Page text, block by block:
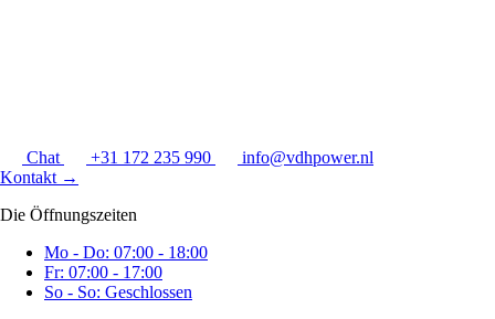
Chat +31 172 235 990
info@vdhpower.nl
Kontakt →
Die Öffnungszeiten
Mo - Do: 07:00 - 18:00
Fr: 07:00 - 17:00
So - So: Geschlossen